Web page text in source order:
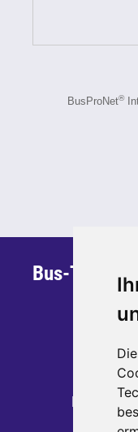
Bus-Team
E-Mail: